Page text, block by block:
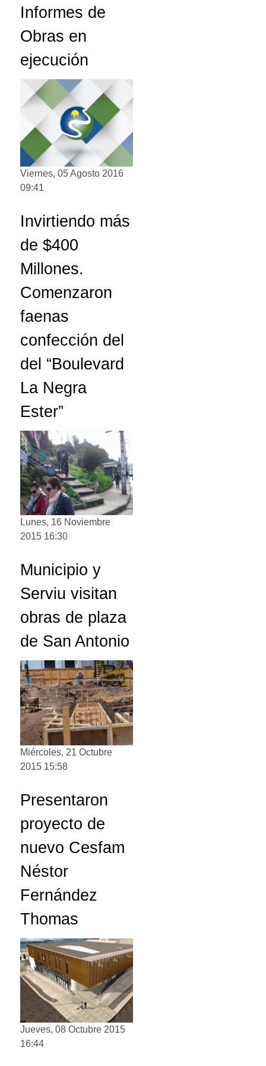
Informes de
Obras en
ejecución
Viernes, 05 Agosto 2016
09:41
Invirtiendo más
de $400
Millones.
Comenzaron
faenas
confección del
del “Boulevard
La Negra
Ester”
Lunes, 16 Noviembre
2015 16:30
Municipio y
Serviu visitan
obras de plaza
de San Antonio
Miércoles, 21 Octubre
2015 15:58
Presentaron
proyecto de
nuevo Cesfam
Néstor
Fernández
Thomas
Jueves, 08 Octubre 2015
16:44